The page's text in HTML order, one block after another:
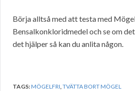
Börja alltså med att testa med
Bensalkonkloridmedel och se om
det hjälper så kan du anlita någon.
TAGS:MÖGELFRI,TVÄTTA BORT MÖGEL